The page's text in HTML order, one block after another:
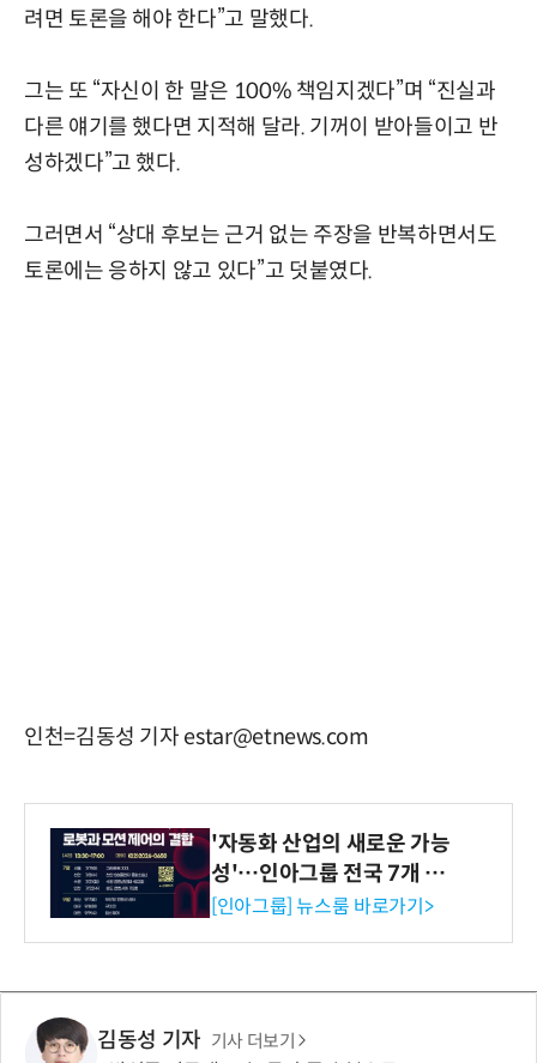
려면 토론을 해야 한다”고 말했다.
그는 또 “자신이 한 말은 100% 책임지겠다”며 “진실과
다른 얘기를 했다면 지적해 달라. 기꺼이 받아들이고 반
성하겠다”고 했다.
그러면서 “상대 후보는 근거 없는 주장을 반복하면서도
토론에는 응하지 않고 있다”고 덧붙였다.
인천=김동성 기자 estar@etnews.com
'자동화 산업의 새로운 가능
성'…인아그룹 전국 7개 도
시 세미나 페어 개최
[인아그룹] 뉴스룸 바로가기>
김동성 기자 기사 더보기